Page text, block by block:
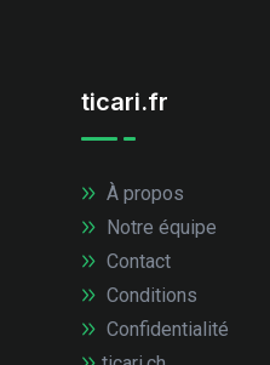
ticari.fr
À propos
Notre équipe
Contact
Conditions
Confidentialité